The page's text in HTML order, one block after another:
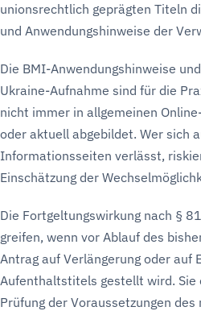
unionsrechtlich geprägten Titeln
und Anwendungshinweise der
Die BMI-Anwendungshinweise
Ukraine-Aufnahme sind für die
nicht immer in allgemeinen
oder aktuell abgebildet. Wer sich
Informationsseiten verlässt,
Einschätzung der
Die Fortgeltungswirkung nach §
greifen, wenn vor Ablauf des
Antrag auf Verlängerung oder auf
Aufenthaltstitels gestellt wird. Sie
Prüfung der Voraussetzungen